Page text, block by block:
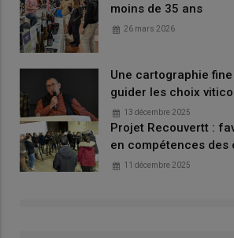
moins de 35 ans
26 mars 2026
Une cartographie
guider les choix
13 décembre 2025
Projet Recouvertt :
en compétences des
11 décembre 2025